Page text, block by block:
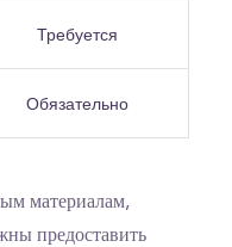
Требуется
Обязательно
материалам,
предоставить